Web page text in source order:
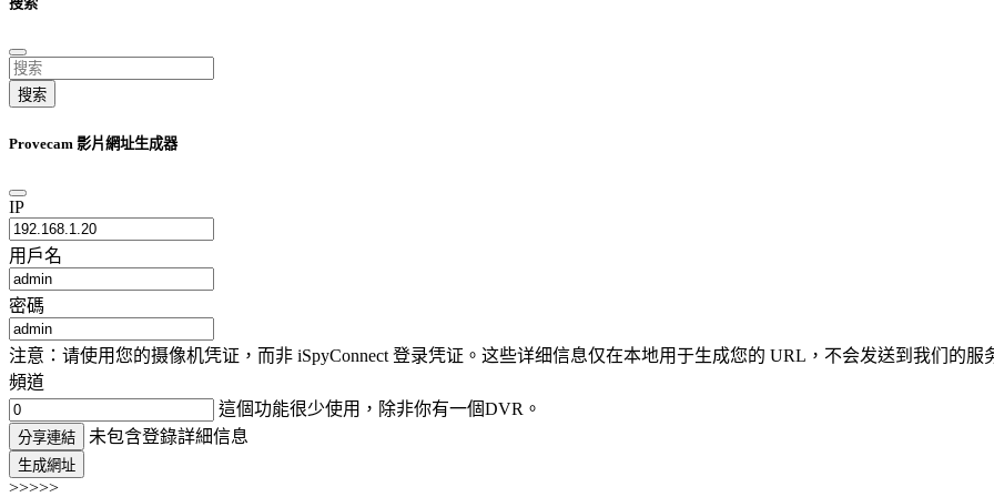
搜索
Provecam 影片網址生成器
IP
用戶名
密碼
注意：请使用您的摄像机凭证，而非 iSpyConnect 登录凭证。这些详细信息仅在本地用于生成您的 URL，不会发送到我们的服
頻道
這個功能很少使用，除非你有一個DVR。
分享連結 未包含登錄詳細信息
生成網址
>>>>>